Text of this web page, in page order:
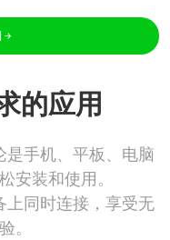
的应用
手机、平板、电脑
安装和使用。
同时连接，享受无
。